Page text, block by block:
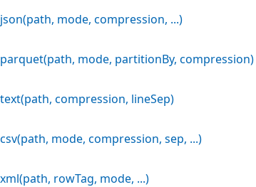
json(path, mode, compression, ...)
parquet(path, mode, partitionBy, compression)
text(path, compression, lineSep)
csv(path, mode, compression, sep, ...)
xml(path, rowTag, mode, ...)